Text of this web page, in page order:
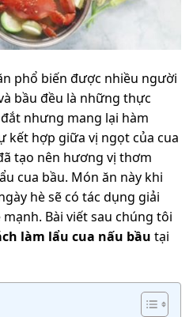
phổ biến được nhiều người
bầu đều là những thực
nhưng mang lại hàm
kết hợp giữa vị ngọt của cua
tạo nên hương vị thơm
cua bầu. Món ăn này khi
hè sẽ có tác dụng giải
Bài viết sau chúng tôi
làm lẩu cua nấu bầu tại